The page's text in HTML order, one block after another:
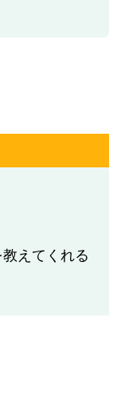
えてくれる